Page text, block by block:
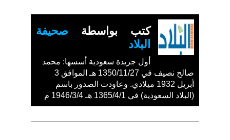
كتب بواسطة صحيفة
البلاد
أول جريدة سعودية أسسها: محمد
صالح نصيف في 1350/11/27 هـ الموافق 3
أبريل 1932 ميلادي. وعاودت الصدور باسم
(البلاد السعودية) في 1365/4/1 هـ 1946/3/4 م